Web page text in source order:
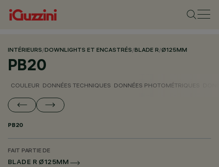
INTÉRIEURS/DOWNLIGHTS ET ENCASTRÉS/BLADE R/Ø125MM
PB20
COULEUR DONNÉES TECHNIQUES DONNÉES PHOTOMÉTRIQUES
PB20
FAIT PARTIE DE
BLADE R Ø125MM